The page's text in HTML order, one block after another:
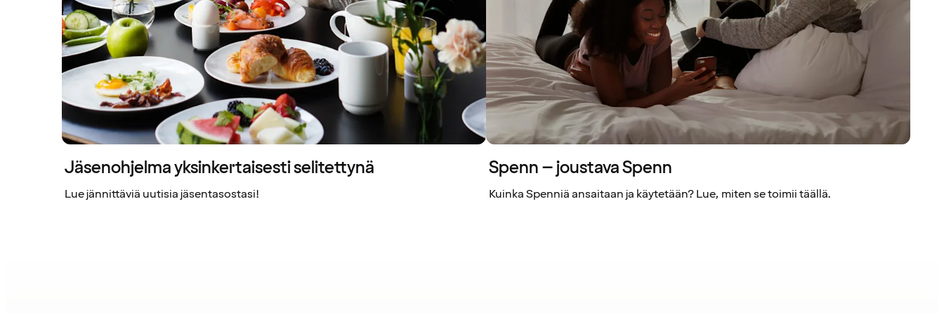
Jäsenohjelma yksinkertaisesti selitettynä
Lue jännittäviä uutisia jäsentasostasi!
Spenn – joustava Spenn
Kuinka Spenniä ansaitaan ja käytetään? Lue, miten se toimii täällä.